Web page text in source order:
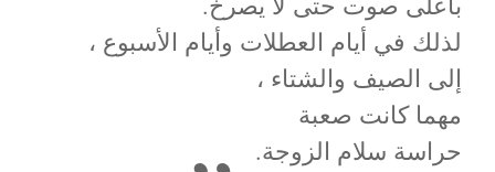
لذلك في أيام العطلات وأيام الأسبوع ،
إلى الصيف والشتاء ،
مهما كانت صعبة
حراسة سلام الزوجة.